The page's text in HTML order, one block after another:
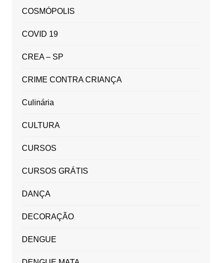
COSMÓPOLIS
COVID 19
CREA – SP
CRIME CONTRA CRIANÇA
Culinária
CULTURA
CURSOS
CURSOS GRÁTIS
DANÇA
DECORAÇÃO
DENGUE